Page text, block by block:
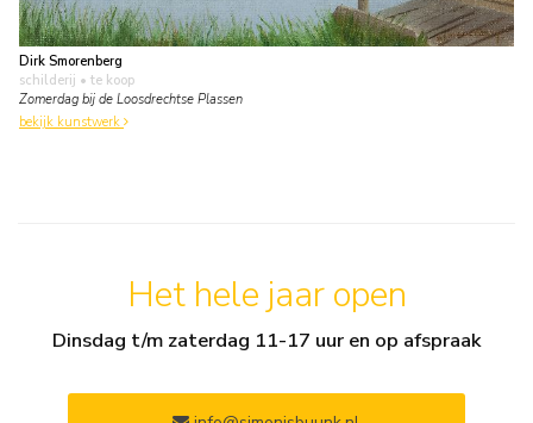
Dirk Smorenberg
schilderij • te koop
Zomerdag bij de Loosdrechtse Plassen
bekijk kunstwerk
Het hele jaar open
Dinsdag t/m zaterdag 11-17 uur en op afspraak